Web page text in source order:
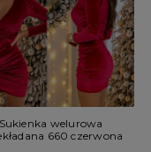
Sukienka welurowa
660 czerwona